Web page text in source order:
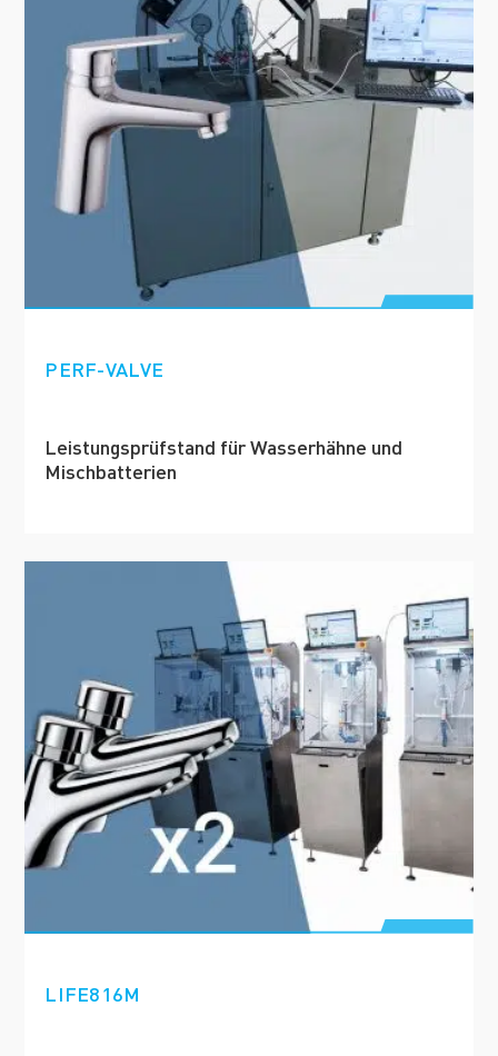
PERF-VALVE
Leistungsprüfstand für Wasserhähne und
Mischbatterien
LIFE816M